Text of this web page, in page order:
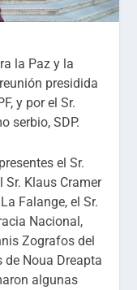
la Paz y la
presidida
y por el Sr.
serbio, SDP.
el Sr.
Sr. Klaus Cramer
Falange, el Sr.
Nacional,
Zografos del
de Noua Dreapta
algunas